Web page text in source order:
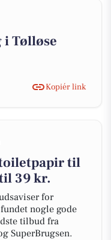
i Tølløse
Kopiér link
til
39 kr.
for
nogle gode
tilbud fra
SuperBrugsen.